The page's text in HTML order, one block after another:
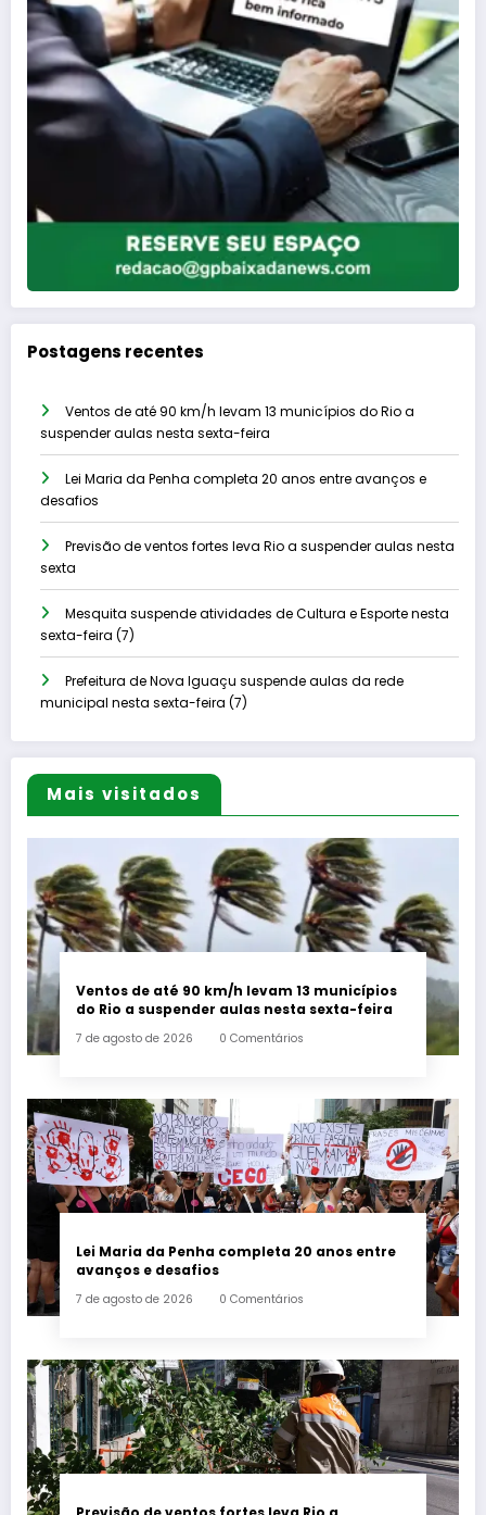
Postagens recentes
Ventos de até 90 km/h levam 13 municípios do Rio a
suspender aulas nesta sexta-feira
Lei Maria da Penha completa 20 anos entre avanços e
desafios
Previsão de ventos fortes leva Rio a suspender aulas nesta
sexta
Mesquita suspende atividades de Cultura e Esporte nesta
sexta-feira (7)
Prefeitura de Nova Iguaçu suspende aulas da rede
municipal nesta sexta-feira (7)
Mais visitados
Ventos de até 90 km/h levam 13 municípios
do Rio a suspender aulas nesta sexta-feira
7 de agosto de 2026 0 Comentários
Lei Maria da Penha completa 20 anos entre
avanços e desafios
7 de agosto de 2026 0 Comentários